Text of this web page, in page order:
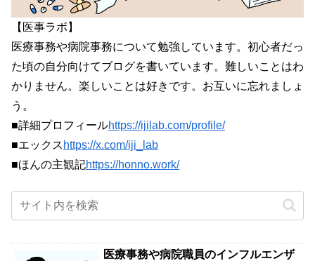
【医事ラボ】
医療事務や病院事務について勉強しています。初心者だっ
た頃の自分向けてブログを書いています。難しいことはわ
かりません。楽しいことは好きです。お互いに忘れましょ
う。
■詳細プロフィールhttps://ijilab.com/profile/
■エックス https://x.com/iji_lab
■ほんの主観記https://honno.work/
医療事務や病院職員のインフルエンザ